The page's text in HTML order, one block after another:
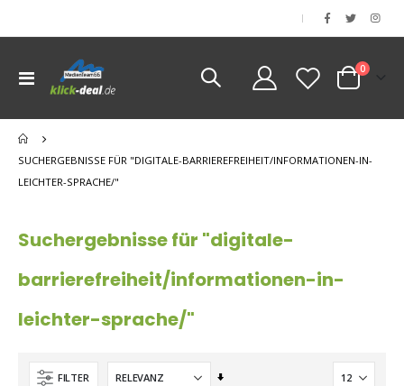
|
Navigation
umschalten
Cart
0Artikel
SUCHERGEBNISSE FÜR "DIGITALE-BARRIEREFREIHEIT/INFORMATIONEN-IN-
LEICHTER-SPRACHE/"
Suchergebnisse für "digitale-
barrierefreiheit/informationen-in-
leichter-sprache/"
FILTER
Aufsteigend